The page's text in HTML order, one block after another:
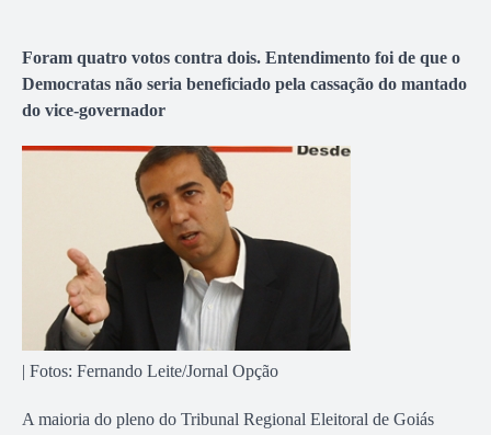
Foram quatro votos contra dois. Entendimento foi de que o
Democratas não seria beneficiado pela cassação do mantado
do vice-governador
| Fotos: Fernando Leite/Jornal Opção
A maioria do pleno do Tribunal Regional Eleitoral de Goiás